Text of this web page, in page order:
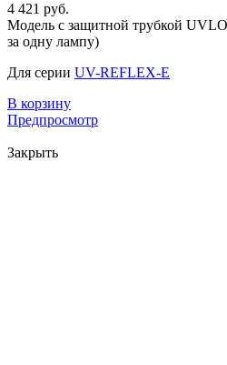
4 421 руб.
Модель с защитной трубкой
за одну лампу)
Для серии UV-REFLEX-E
В корзину
Предпросмотр
Закрыть